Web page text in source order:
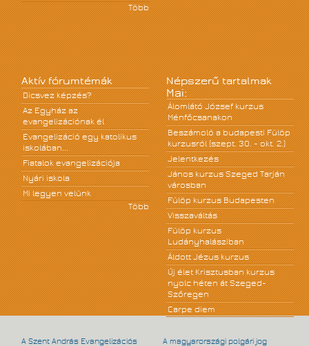
Több
Aktív fórumtémák
Dicsvez képzés?
Az Egyház az
evangelizációnak él
Evangelizáció egy katolikus
iskolában...
Fiatalok evangelizációja
Nyári iskola
Mi legyen velünk
Több
Népszerű tartalmak
Mai:
Álomlátó József kurzus
Ménfőcsanakon
Beszámoló a budapesti Fülöp
kurzusról (szept. 30. - okt. 2.)
Jelentkezés
János kurzus Szeged Tarján
városban
Fülöp kurzus Budapesten
Visszaváltás
Fülöp kurzus
Ludányhalásziban
Áldott Jézus kurzus
Új élet Krisztusban kurzus
nyolc héten át Szeged-
Szőregen
Carpe diem
A Szent András Evangelizációs
A magyarországi polgári jog